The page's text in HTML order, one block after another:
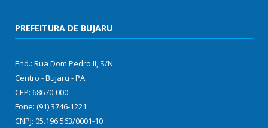
PREFEITURA DE BUJARU
End.: Rua Dom Pedro II, S/N
Centro - Bujaru - PA
CEP: 68670-000
Fone: (91) 3746-1221
CNPJ: 05.196.563/0001-10